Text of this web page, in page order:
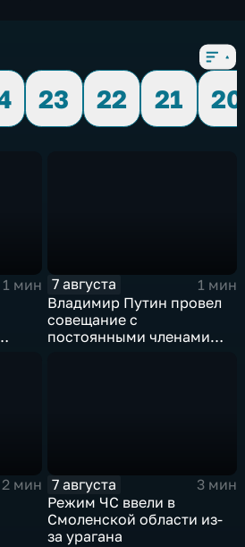
23 22 21
20
1 мин
7 августа
1 мин
Владимир Путин провел
совещание с
постоянными членами
2 мин
7 августа
3 мин
Режим ЧС ввели в
Смоленской области из-
за урагана